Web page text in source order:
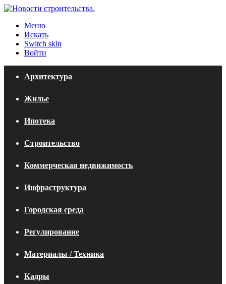
Меню
Искать
Switch skin
Войти
Архитектура
Жилье
Ипотека
Строительство
Коммерческая недвижимость
Инфраструктура
Городская среда
Регулирование
Материалы / Техника
Кадры